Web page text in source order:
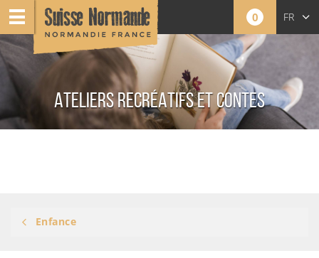
0 FR
ATELIERS RECRÉATIFS ET CONTES
Enfance